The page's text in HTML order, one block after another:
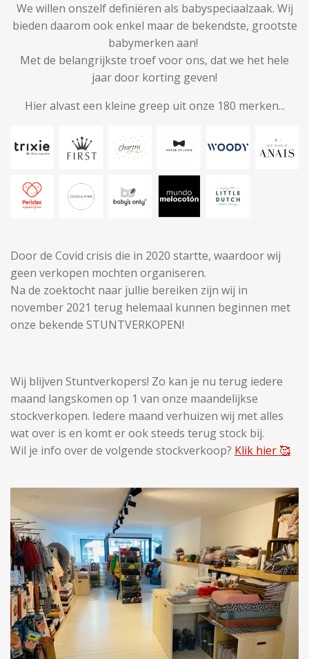
We willen onszelf definiëren als babyspeciaalzaak. Wij
bieden daarom ook enkel maar de bekendste, grootste
babymerken aan!
Met de belangrijkste troef voor ons, dat we het hele
jaar door korting geven!
Hier alvast een kleine greep uit onze 180 merken...
Door de Covid crisis die in 2020 startte, waardoor wij
geen verkopen mochten organiseren.
Na de zoektocht naar jullie bereiken zijn wij in
november 2021 terug helemaal kunnen beginnen met
onze bekende STUNTVERKOPEN!
Wij blijven Stuntverkopers! Zo kan je nu terug iedere
maand langskomen op 1 van onze maandelijkse
stockverkopen. Iedere maand verhuizen wij met alles
wat over is en komt er ook steeds terug stock bij.
Wil je info over de volgende stockverkoop? Klik hier 🥰